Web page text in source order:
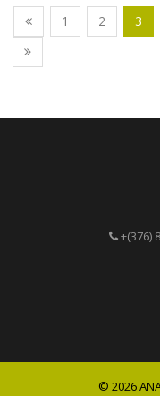
1 2 3
+(376)
© 2026